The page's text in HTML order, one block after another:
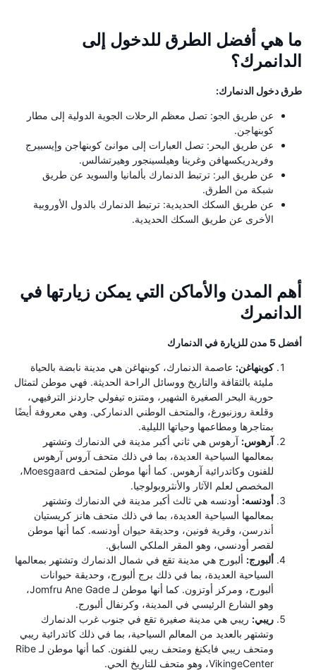
ما هي أفضل الطرق للدخول إلى
الدانمرك؟
طرق دخول الدنمارك:
عن طريق الجو: تصل معظم الرحلات الجوية الدولية إلى مطار
كوبنهاجن.
عن طريق البحر: تصل العبارات إلى موانئ كوبنهاجن وإيسبيرج
وفريدريكسهافن وغرينا وهيلسينجور وهيرتشالس.
عن طريق البر: ترتبط الدنمارك بألمانيا والسويد عن طريق
شبكة من الطرق.
عن طريق السكك الحديدية: ترتبط الدنمارك بالدول الأوروبية
الأخرى عن طريق السكك الحديدية.
أهم المدن والأماكن التي يمكن زيارتها في
الدانمرك
أفضل 5 مدن للزيارة في الدنمارك
كوبنهاغن: عاصمة الدنمارك، كوبنهاغن هي مدينة نابضة بالحياة
مليئة بالثقافة والتاريخ ووسائل الراحة الحديثة. فهي موطن لتمثال
حورية البحر الصغيرة الشهير، ومتنزه تيفولي جاردنز الترفيهي،
وقلعة روزنبورغ، والمتحف الوطني الدنماركي. وهي معروفة أيضًا
بمتاجرها ومطاعمها وحياتها الليلية.
آرهوس: آرهوس هي ثاني أكبر مدينة في الدنمارك وتشتهر
بمعالمها السياحية العديدة، بما في ذلك متحف آروس آرهوس
للفنون وكاتدرائية آرهوس. كما أنها موطن لمتحف Moesgaard،
المخصص لعلم الآثار والأنثروبولوجيا.
أودنسه: أودنسه هي ثالث أكبر مدينة في الدنمارك وتشتهر
بمعالمها السياحية العديدة، بما في ذلك متحف هانز كريستيان
أندرسن، وقرية فونين، وحديقة حيوان أودنسه. كما أنها موطن
لقصر أودنسي، وهو المقر الملكي السابق.
ألبورج: ألبورج هي مدينة تقع في شمال الدنمارك وتشتهر بمعالمها
السياحية العديدة، بما في ذلك برج ألبورج، وحديقة حيوانات
ألبورج، ومركز أوتزون. كما أنها موطن لـ Jomfru Ane Gade،
وهو الشارع الرئيسي في المدينة، وكرنفال ألبورج.
ريبي: ريبي هي مدينة صغيرة تقع في جنوب غرب الدنمارك
وتشتهر بالعديد من المعالم السياحية، بما في ذلك كاتدرائية ريبي
ومتحف ريبي فايكنغ ومتحف ريبي للفنون. كما أنها موطن لـ Ribe
VikingeCenter، وهو متحف للتاريخ الحي.